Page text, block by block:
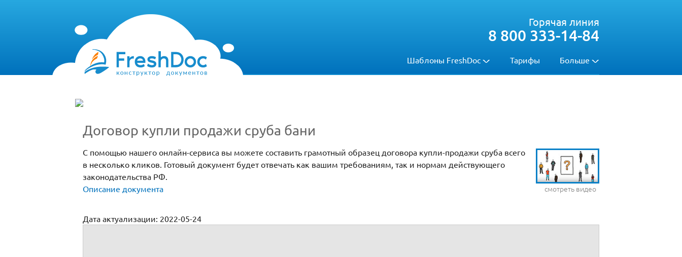
Шаблоны FreshDoc Тарифы Больше
Горячая линия
8 800 333-14-84
Договор купли продажи сруба бани
смотреть видео
С помощью нашего онлайн-сервиса вы можете составить грамотный образец договора купли-продажи сруба всего
в несколько кликов. Готовый документ будет отвечать как вашим требованиям, так и нормам действующего
законодательства РФ.
Описание документа
Дата актуализации: 2022-05-24